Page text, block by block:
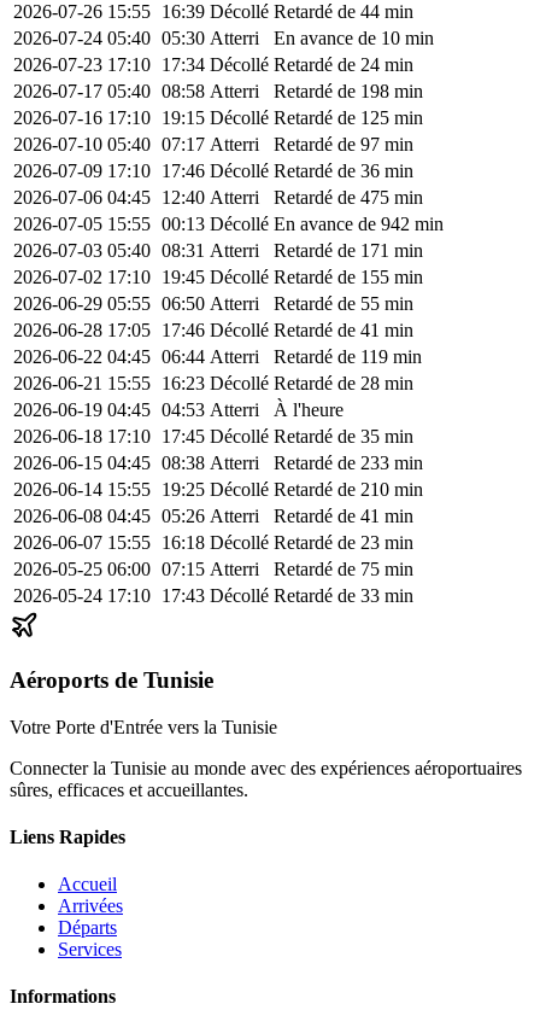
2026-07-26 15:55 16:39 Décollé Retardé de 44 min
2026-07-24 05:40 05:30 Atterri
En avance de 10 min
2026-07-23 17:10 17:34 Décollé Retardé de 24 min
2026-07-17 05:40 08:58 Atterri
Retardé de 198 min
2026-07-16 17:10 19:15 Décollé Retardé de 125 min
2026-07-10 05:40 07:17 Atterri
Retardé de 97 min
2026-07-09 17:10 17:46 Décollé Retardé de 36 min
2026-07-06 04:45 12:40 Atterri
Retardé de 475 min
2026-07-05 15:55 00:13 Décollé En avance de 942 min
2026-07-03 05:40 08:31 Atterri
Retardé de 171 min
2026-07-02 17:10 19:45 Décollé Retardé de 155 min
2026-06-29 05:55 06:50 Atterri
Retardé de 55 min
2026-06-28 17:05 17:46 Décollé Retardé de 41 min
2026-06-22 04:45 06:44 Atterri
Retardé de 119 min
2026-06-21 15:55 16:23 Décollé Retardé de 28 min
2026-06-19 04:45 04:53 Atterri
À l'heure
2026-06-18 17:10 17:45 Décollé Retardé de 35 min
2026-06-15 04:45 08:38 Atterri
Retardé de 233 min
2026-06-14 15:55 19:25 Décollé Retardé de 210 min
2026-06-08 04:45 05:26 Atterri
Retardé de 41 min
2026-06-07 15:55 16:18 Décollé Retardé de 23 min
2026-05-25 06:00 07:15 Atterri
Retardé de 75 min
2026-05-24 17:10 17:43 Décollé Retardé de 33 min
Aéroports de Tunisie
Votre Porte d'Entrée vers la Tunisie
Connecter la Tunisie au monde avec des expériences aéroportuaires
sûres, efficaces et accueillantes.
Liens Rapides
Accueil
Arrivées
Départs
Services
Informations